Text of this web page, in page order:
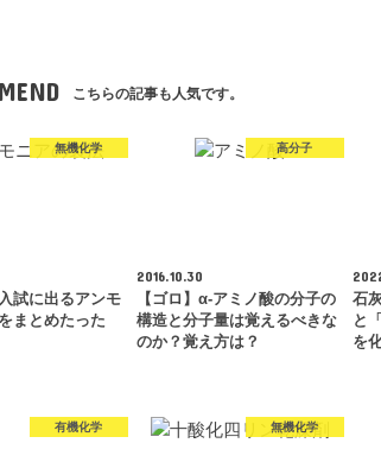
こちらの記事も人気です。
無機化学
試に出るアンモ
まとめたった
高分子
2016.10.30
【ゴロ】α-アミノ酸の分子の
構造と分子量は覚えるべきな
のか？覚え方は？
石
と
を
有機化学 無機化学